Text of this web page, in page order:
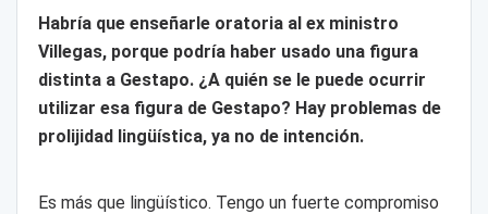
Habría que enseñarle oratoria al ex ministro
Villegas, porque podría haber usado una figura
distinta a Gestapo. ¿A quién se le puede ocurrir
utilizar esa figura de Gestapo? Hay problemas de
prolijidad lingüística, ya no de intención.
Es más que lingüístico. Tengo un fuerte compromiso